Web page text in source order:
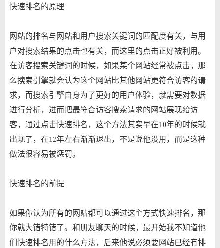
快速排名的原理
网站的排名与网站和用户搜索关键词的匹配度有关，与用
户对搜索结果的点击也有关，而这里的点击正好被利用。
在访客搜索关键词的时候，如果某个网站经常被点击，那
么搜索引擎就会认为这个网站比其他网站更符合访客的请
求，而搜索引擎自身为了更好的用户体验，就需要对数据
进行分析，进而把最符合访客搜索请求的网站展现给访
客，通过点击快速排名，这个方法其实早在10年的时候就
出现了，在12年左右渐渐退出，不是说他没用，而是这种
做法很容易被惩罚。
快速排名的前提
如果你认为所有的网站都可以通过这个方式快速排名，那
你就大错特错了。和朋友聊天的时候，最开始我不知道他
们快速排名用的什么方法，后来他说必须要网站已经有排